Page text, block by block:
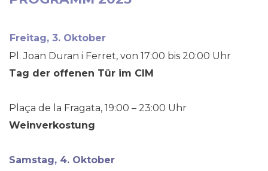
Freitag, 3. Oktober
Pl. Joan Duran i Ferret, von 17:00 bis 20:00 Uhr
Tag der offenen Tür im CIM
Plaça de la Fragata, 19:00 – 23:00 Uhr
Weinverkostung
Samstag, 4. Oktober